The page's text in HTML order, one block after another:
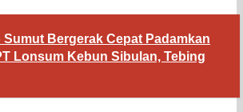
Sumut Bergerak Cepat Padamkan
Lonsum Kebun Sibulan, Tebing